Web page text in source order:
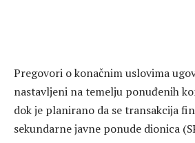
Pregovori o konačnim uslovima
nastavljeni na temelju ponuđenih
dok je planirano da se transakcija
sekundarne javne ponude dionica